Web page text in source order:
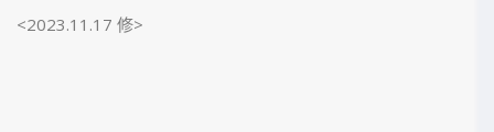
<2023.11.17 修>